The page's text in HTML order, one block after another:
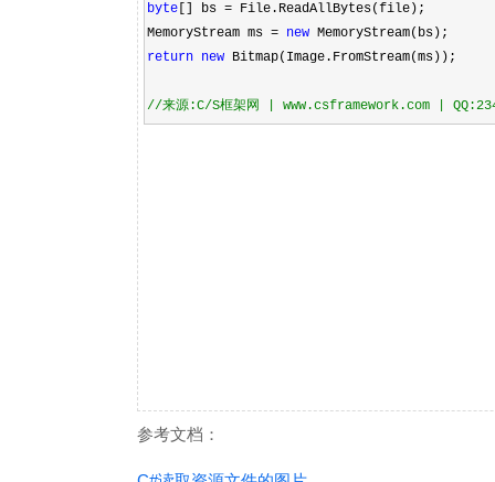
byte [] bs = File.ReadAllBytes(file);
MemoryStream ms = new MemoryStream(bs);
return new Bitmap(Image.FromStream(ms));
//来源:C/S框架网 | www.csframework.com |
参考文档：